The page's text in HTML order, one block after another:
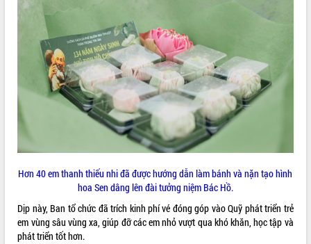
Định vị cà phê Việt Nam như một “di
sản sống” trong dòng chảy toàn cầu
Xây dựng nông thôn mới: Nâng cao đời
sống người dân từ những mô hình thiết
Quyết liệt tháo gỡ vướng mắc, đẩy
nhanh tiến độ các dự án trọng điểm
trong Khu kinh tế Nam Phú Yên
Hòn Yến phát triển du lịch gắn với bảo
tồn biển
Lấy ý kiến điều chỉnh Quy hoạch tỉnh
Đắk Lắk thời kỳ 2021-2030, tầm nhìn
Phát động chiến dịch 30 ngày đêm
giải phóng mặt bằng Tuyến đường bộ
ven biển
Hơn 40 em thanh thiếu nhi đã được hướng dẫn làm bánh và nặn tạo hình
hoa Sen dâng lên đài tưởng niệm Bác Hồ.
Dịp này, Ban tổ chức đã trích kinh phí vé đóng góp vào Quỹ phát triển trẻ
em vùng sâu vùng xa, giúp đỡ các em nhỏ vượt qua khó khăn, học tập và
phát triển tốt hơn.